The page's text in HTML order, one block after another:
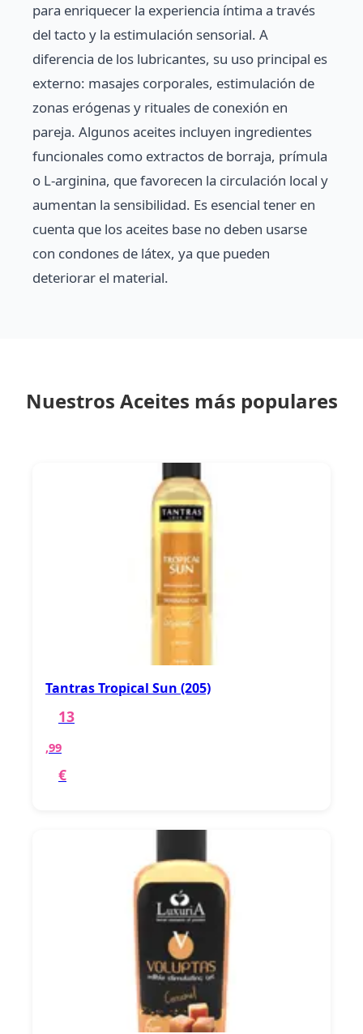
para enriquecer la experiencia íntima a través
del tacto y la estimulación sensorial. A
diferencia de los lubricantes, su uso principal es
externo: masajes corporales, estimulación de
zonas erógenas y rituales de conexión en
pareja. Algunos aceites incluyen ingredientes
funcionales como extractos de borraja, prímula
o L-arginina, que favorecen la circulación local y
aumentan la sensibilidad. Es esencial tener en
cuenta que los aceites base no deben usarse
con condones de látex, ya que pueden
deteriorar el material.
Nuestros Aceites más populares
Tantras Tropical Sun (205)
13
,99
€